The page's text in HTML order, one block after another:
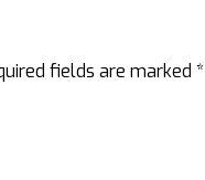
fields are marked *